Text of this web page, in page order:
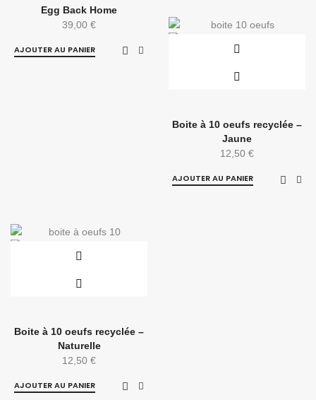
Egg Back Home
39,00 €
AJOUTER AU PANIER
Boite à 10 oeufs recyclée –
Jaune
12,50 €
AJOUTER AU PANIER
Boite à 10 oeufs recyclée –
Naturelle
12,50 €
AJOUTER AU PANIER